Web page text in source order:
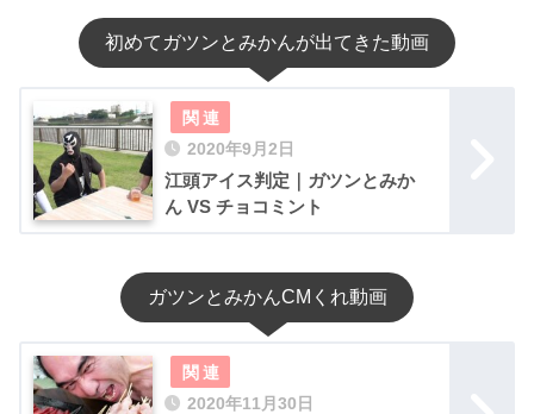
初めてガツンとみかんが出てきた動画
2020年9月2日
江頭アイス判定｜ガツンとみか
ん VS チョコミント
ガツンとみかんCMくれ動画
2020年11月30日